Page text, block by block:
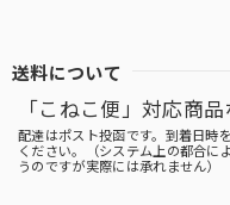
送料について
「こねこ便」対応商品
配達はポスト投函です。到着日時
ください。（システム上の都合に
うのですが実際には承れません）